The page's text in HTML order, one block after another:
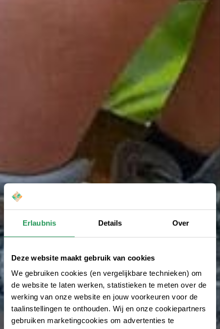
Erlaubnis Details Over
Deze website maakt gebruik van cookies
We gebruiken cookies (en vergelijkbare technieken) om
de website te laten werken, statistieken te meten over de
werking van onze website en jouw voorkeuren voor de
taalinstellingen te onthouden. Wij en onze cookiepartners
gebruiken marketingcookies om advertenties te